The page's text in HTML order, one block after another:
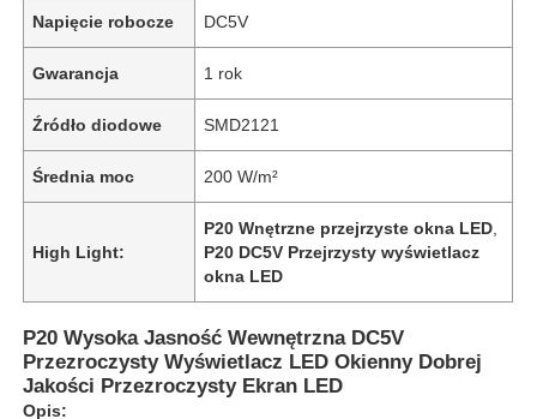
Napięcie robocze DC5V
Gwarancja 1 rok
Źródło diodowe SMD2121
Średnia moc 200 W/m²
High Light:
P20 Wnętrzne przejrzyste okna LED
P20 DC5V Przejrzysty wyświetlacz
okna LED
P20 Wysoka Jasność Wewnętrzna DC5V
Przezroczysty Wyświetlacz LED Okienny Dobrej
Jakości Przezroczysty Ekran LED
Opis: